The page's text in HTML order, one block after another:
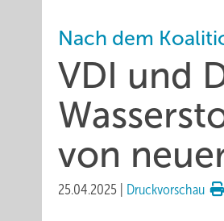
Nach dem
VDI und
von
25.04.2025 Druckvorschau